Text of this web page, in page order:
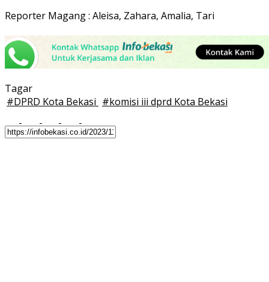
Reporter Magang : Aleisa, Zahara, Amalia, Tari
Tagar
#DPRD Kota Bekasi #komisi iii dprd Kota Bekasi